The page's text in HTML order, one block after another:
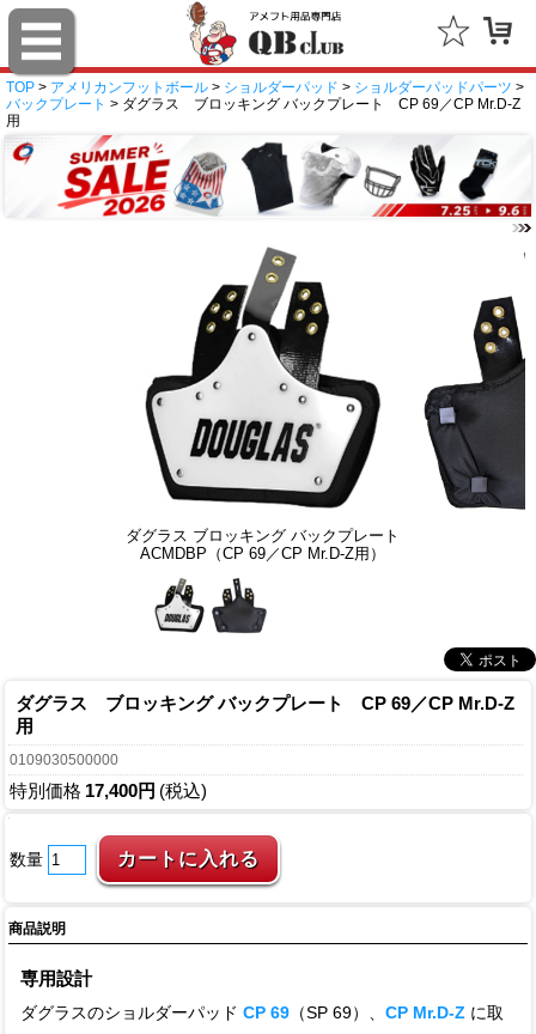
TOP > アメリカンフットボール > ショルダーパッド > ショルダーパッドパーツ >
バックプレート > ダグラス ブロッキング バックプレート CP 69／CP Mr.D-Z
用
ダグラス ブロッキング バックプレート
ACMDBP（CP 69／CP Mr.D-Z用）
ダグラス ブロッキング バックプレート CP 69／CP Mr.D-Z
用
0109030500000
特別価格 17,400円 (税込)
数量
商品説明
専用設計
ダグラスのショルダーパッドCP 69 （SP 69）、CP Mr.D-Z に取